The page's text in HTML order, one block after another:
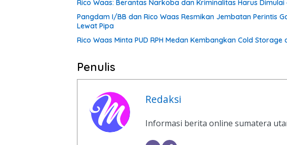
Rico Waas: Berantas Narkoba dan Kriminalitas Harus
Pangdam I/BB dan Rico Waas Resmikan Jembatan Perintis
Lewat Pipa
Rico Waas Minta PUD RPH Medan Kembangkan Cold
Penulis
Redaksi
Informasi berita online sumatera